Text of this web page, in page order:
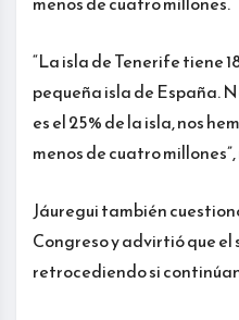
“La isla de Tenerife tiene
pequeña isla de España.
es el 25% de la isla, nos
menos de cuatro
Jáuregui también
Congreso y advirtió que
retrocediendo si